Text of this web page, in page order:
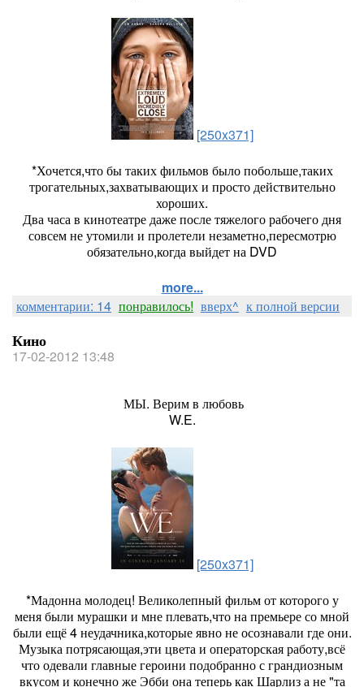
[250x371]
*Хочется,что бы таких фильмов было побольше,таких
трогательных,захватывающих и просто действительно
хороших.
Два часа в кинотеатре даже после тяжелого рабочего дня
совсем не утомили и пролетели незаметно,пересмотрю
обязательно,когда выйдет на DVD
more...
комментарии: 14 понравилось! вверх^ к полной версии
Кино
17-02-2012 13:48
МЫ. Верим в любовь
W.E.
[250x371]
*Мадонна молодец! Великолепный фильм от которого у
меня были мурашки и мне плевать,что на премьере со мной
были ещё 4 неудачника,которые явно не осознавали где они.
Музыка потрясающая,эти цвета и операторская работу,всё
что одевали главные героини подобранно с грандиозным
вкусом и конечно же Эбби она теперь как Шарлиз а не "та